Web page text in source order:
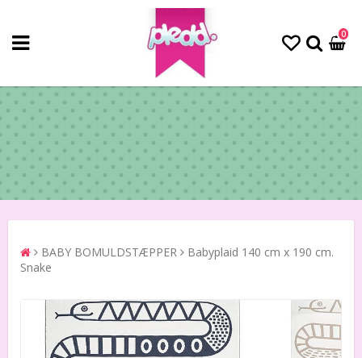
0
BABY BOMULDSTÆPPER
Babyplaid 140 cm x 190 cm.
Snake